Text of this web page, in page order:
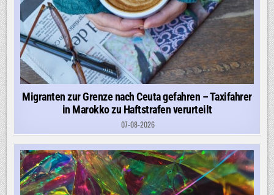
Migranten zur Grenze nach Ceuta gefahren – Taxifahrer
in Marokko zu Haftstrafen verurteilt
07-08-2026